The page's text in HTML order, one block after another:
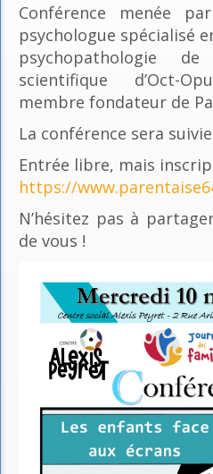
Conférence menée
psychologue spécialisé
psychopathologie
scientifique d’Oct-
membre fondateur de
La conférence sera
Entrée libre, mais
https://
N’hésitez pas à
de vous !